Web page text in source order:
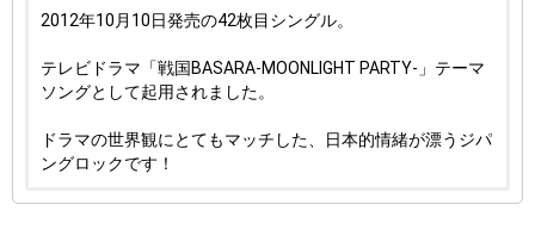
2012年10月10日発売の42枚目シングル。
テレビドラマ「戦国BASARA-MOONLIGHT PARTY-」テーマ
ソングとして起用されました。
ドラマの世界観にとてもマッチした、日本的情緒が漂うジパ
ングロックです！